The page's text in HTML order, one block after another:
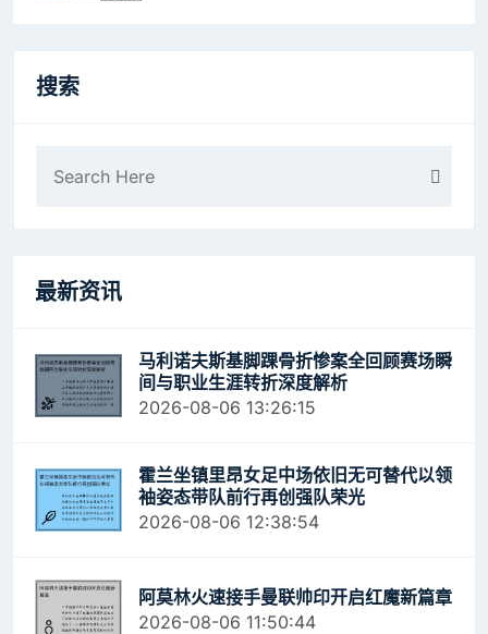
搜索
最新资讯
马利诺夫斯基脚踝骨折惨案全回顾赛场瞬
间与职业生涯转折深度解析
2026-08-06 13:26:15
霍兰坐镇里昂女足中场依旧无可替代以领
袖姿态带队前行再创强队荣光
2026-08-06 12:38:54
阿莫林火速接手曼联帅印开启红魔新篇章
2026-08-06 11:50:44